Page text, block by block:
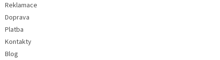
Reklamace
Doprava
Platba
Kontakty
Blog